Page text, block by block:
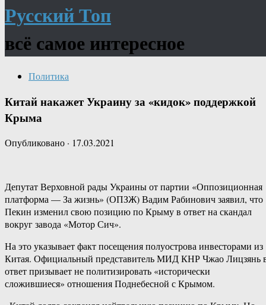
Русский Топ
всё самое интересное
Политика
Китай накажет Украину за «кидок» поддержкой
Крыма
Опубликовано · 17.03.2021
Депутат Верховной рады Украины от партии «Оппозиционная
платформа — За жизнь» (ОПЗЖ) Вадим Рабинович заявил, что
Пекин изменил свою позицию по Крыму в ответ на скандал
вокруг завода «Мотор Сич».
На это указывает факт посещения полуострова инвесторами из
Китая. Официальный представитель МИД КНР Чжао Лицзянь
ответ призывает не политизировать «исторически
сложившиеся» отношения Поднебесной с Крымом.